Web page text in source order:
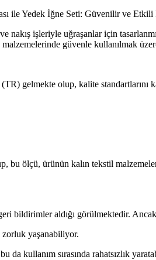
ile Yedek İğne Seti: Güvenilir ve
nakış işleriyle uğraşanlar için
güvenle kullanılmak
gelmekte olup, kalite standartlarını
bu ölçü, ürünün kalın tekstil
bildirimler aldığı görülmektedir.
zorluk yaşanabiliyor.
da kullanım sırasında rahatsızlık